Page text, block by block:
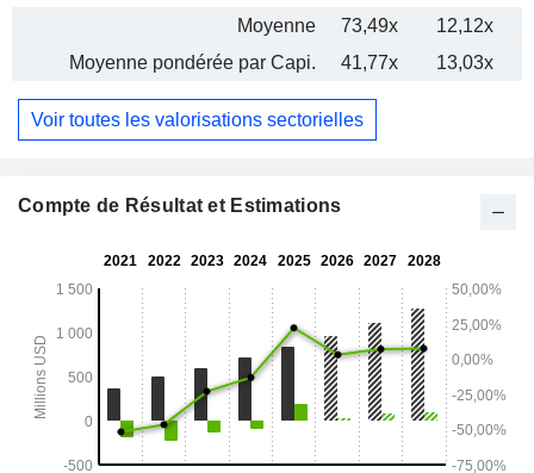
Moyenne
73,49x 12,12x
Moyenne pondérée par Capi.
41,77x 13,03x
Voir toutes les valorisations sectorielles
Compte de Résultat et Estimations